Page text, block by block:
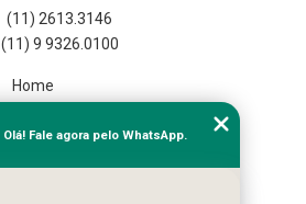
(11) 2613.3146
(11) 9 9326.0100
Home
Missão
Olá! Fale agora pelo WhatsApp.